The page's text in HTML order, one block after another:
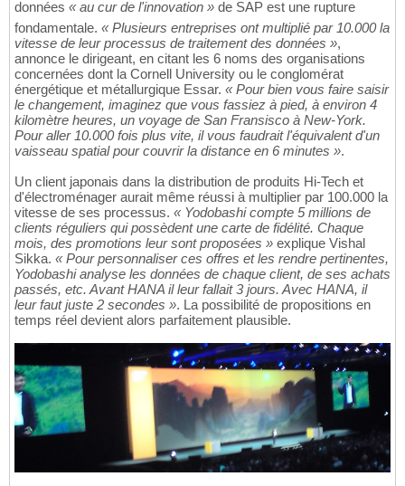
données « au cur de l'innovation » de SAP est une rupture
fondamentale. « Plusieurs entreprises ont multiplié par 10.000 la
vitesse de leur processus de traitement des données »,
annonce le dirigeant, en citant les 6 noms des organisations
concernées dont la Cornell University ou le conglomérat
énergétique et métallurgique Essar. « Pour bien vous faire saisir
le changement, imaginez que vous fassiez à pied, à environ 4
kilomètre heures, un voyage de San Fransisco à New-York.
Pour aller 10.000 fois plus vite, il vous faudrait l'équivalent d'un
vaisseau spatial pour couvrir la distance en 6 minutes ».
Un client japonais dans la distribution de produits Hi-Tech et
d'électroménager aurait même réussi à multiplier par 100.000 la
vitesse de ses processus. « Yodobashi compte 5 millions de
clients réguliers qui possèdent une carte de fidélité. Chaque
mois, des promotions leur sont proposées » explique Vishal
Sikka. « Pour personnaliser ces offres et les rendre pertinentes,
Yodobashi analyse les données de chaque client, de ses achats
passés, etc. Avant HANA il leur fallait 3 jours. Avec HANA, il
leur faut juste 2 secondes ». La possibilité de propositions en
temps réel devient alors parfaitement plausible.